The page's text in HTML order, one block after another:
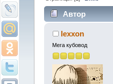
Автор
lexxon
Мега кубовод